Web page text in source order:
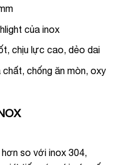
của inox
chịu lực cao, dẻo dai
chất, chống ăn mòn, oxy
so với inox 304,